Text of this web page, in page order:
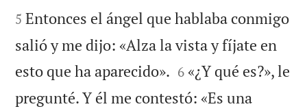


5 Entonces el ángel que hablaba conmigo
salió y me dijo: «Alza la vista y fíjate en
esto que ha aparecido». 

6 «¿Y qué es?», le
pregunté. Y él me contestó: «Es una